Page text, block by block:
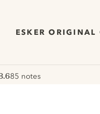
ESKER ORIGINAL
85 notes